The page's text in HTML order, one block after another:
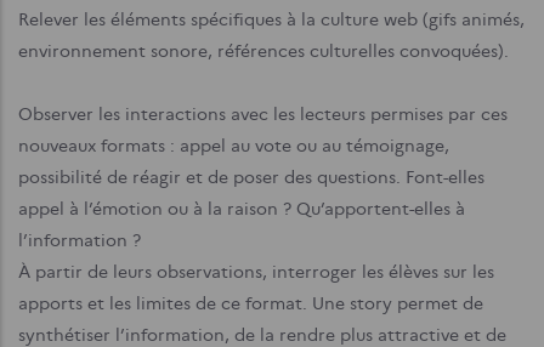
Relever les éléments spécifiques à la culture web (gifs animés,
environnement sonore, références culturelles convoquées).
Observer les interactions avec les lecteurs permises par ces
nouveaux formats : appel au vote ou au témoignage,
possibilité de réagir et de poser des questions. Font-elles
appel à l’émotion ou à la raison ? Qu’apportent-elles à
l’information ?
À partir de leurs observations, interroger les élèves sur les
apports et les limites de ce format. Une story permet de
synthétiser l’information, de la rendre plus attractive et de